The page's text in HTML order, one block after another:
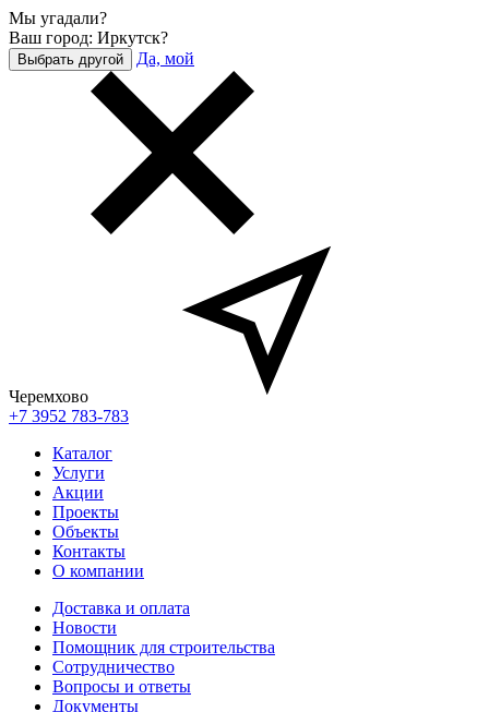
Мы угадали?
Ваш город: Иркутск?
Выбрать другой Да, мой
Черемхово
+7 3952 783-783
Каталог
Услуги
Акции
Проекты
Объекты
Контакты
О компании
Доставка и оплата
Новости
Помощник для строительства
Сотрудничество
Вопросы и ответы
Документы